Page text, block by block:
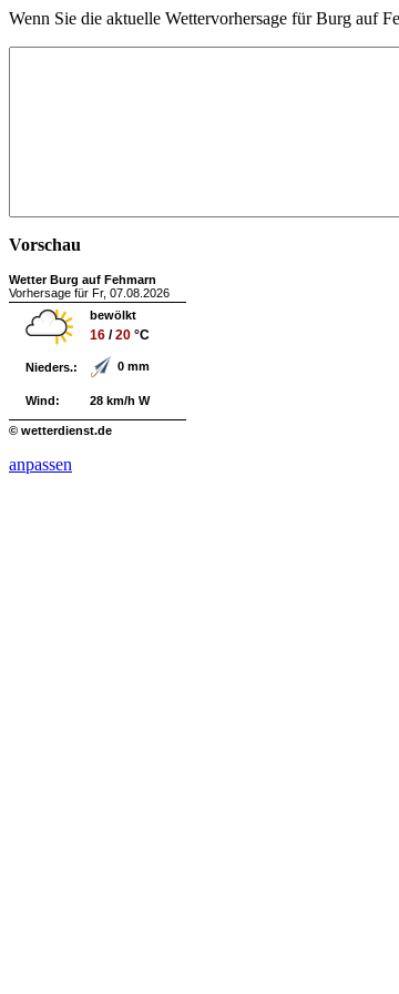
Wenn Sie die aktuelle Wettervorhersage für Burg auf
Vorschau
Wetter Burg auf Fehmarn
Vorhersage für Fr, 07.08.2026
bewölkt
16 /20 °C
Nieders.: 0 mm
Wind: 28 km/h W
© wetterdienst.de
anpassen